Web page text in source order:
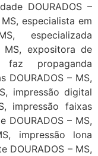
DOURADOS –
especialista em
especializada
MS, expositora de
faz propaganda
DOURADOS – MS,
impressão digital
impressão faixas
DOURADOS – MS,
impressão lona
DOURADOS – MS,